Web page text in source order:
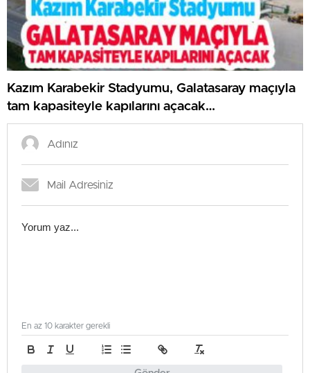
Kazım Karabekir Stadyumu, Galatasaray maçıyla
tam kapasiteyle kapılarını açacak…
En az 10 karakter gerekli